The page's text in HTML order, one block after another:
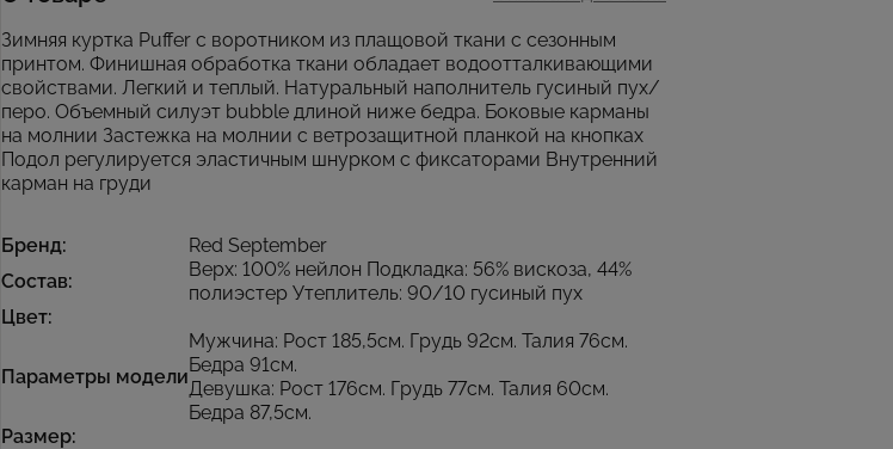
Зимняя куртка Puffer с воротником из плащовой ткани с сезонным
принтом. Финишная обработка ткани обладает водоотталкивающими
свойствами. Легкий и теплый. Натуральный наполнитель гусиный пух/
перо. Объемный силуэт bubble длиной ниже бедра. Боковые карманы
на молнии Застежка на молнии с ветрозащитной планкой на кнопках
Подол регулируется эластичным шнурком с фиксаторами Внутренний
карман на груди
Бренд:
Red September
Состав:
Верх: 100% нейлон Подкладка: 56% вискоза, 44%
полиэстер Утеплитель: 90/10 гусиный пух
Цвет:
Параметры модели
Мужчина: Рост 185,5см. Грудь 92см. Талия 76см.
Бедра 91см.
Девушка: Рост 176см. Грудь 77см. Талия 60см.
Бедра 87,5см.
Размер: